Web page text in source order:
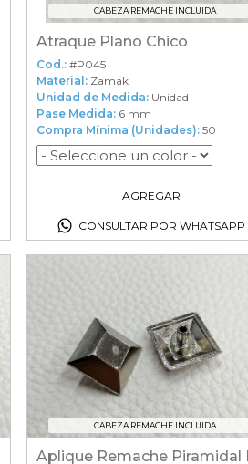
CABEZA REMACHE INCLUIDA
Atraque Plano Chico
Cod.: #P045
Material: Zamak
Unidad de Medida: Unidad
Pase Medida: 6 mm
Compra Mínima (Unidades): 50
AGREGAR
50en el carrito
CONSULTAR POR WHATSAPP
CABEZA REMACHE INCLUIDA